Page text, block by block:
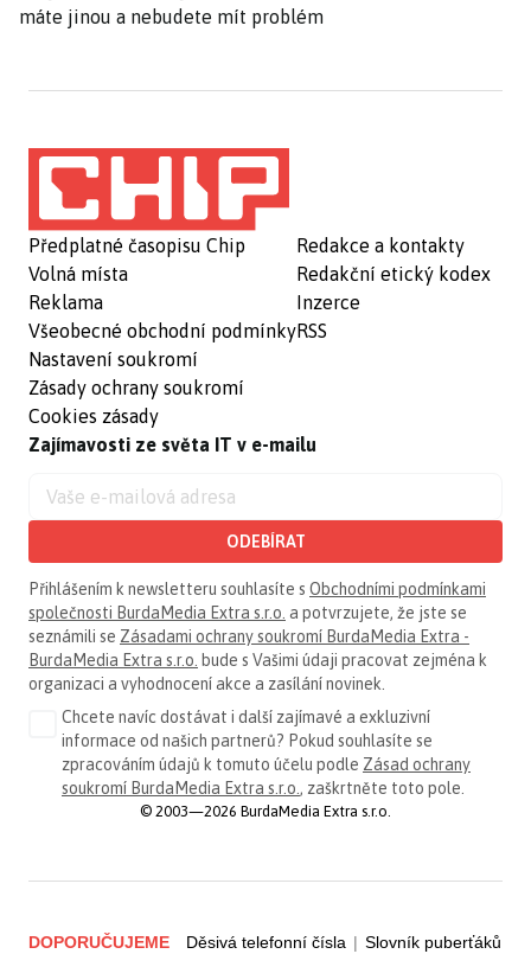
máte jinou a nebudete mít problém
Předplatné časopisu Chip
Volná místa
Reklama
Všeobecné obchodní podmínky
Nastavení soukromí
Zásady ochrany soukromí
Cookies zásady
Redakce a kontakty
Redakční etický kodex
Inzerce
RSS
Zajímavosti ze světa IT v e-mailu
ODEBÍRAT
Přihlášením k newsletteru souhlasíte s Obchodními podmínkami
společnosti BurdaMedia Extra s.r.o. a potvrzujete, že jste se
seznámili se Zásadami ochrany soukromí BurdaMedia Extra -
BurdaMedia Extra s.r.o. bude s Vašimi údaji pracovat zejména k
organizaci a vyhodnocení akce a zasílání novinek.
Chcete navíc dostávat i další zajímavé a exkluzivní
informace od našich partnerů? Pokud souhlasíte se
zpracováním údajů k tomuto účelu podle Zásad ochrany
soukromí BurdaMedia Extra s.r.o. , zaškrtněte toto pole.
© 2003—2026 BurdaMedia Extra s.r.o.
DOPORUČUJEME Děsivá telefonní čísla | Slovník puberťáků